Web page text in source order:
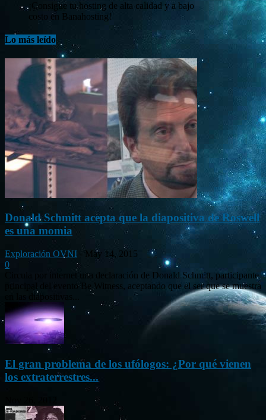
¡Consigue tu hosting de alta calidad y a bajo
costo en Banahosting!
Lo más leído
Donald Schmitt acepta que la diapositiva de Roswell
es una momia
Exploración OVNI -
May 14, 2015
0
Circula por internet una declaración de Donald Schmitt, participante
principal del evento Be Witness, aceptando que el ser que se muestra
en las diapositivas...
El gran problema de los ufólogos: ¿Por qué vienen
los extraterrestres...